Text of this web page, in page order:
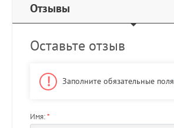
Отзывы
Оставьте отзыв
Заполните обязательные поля
Имя:*